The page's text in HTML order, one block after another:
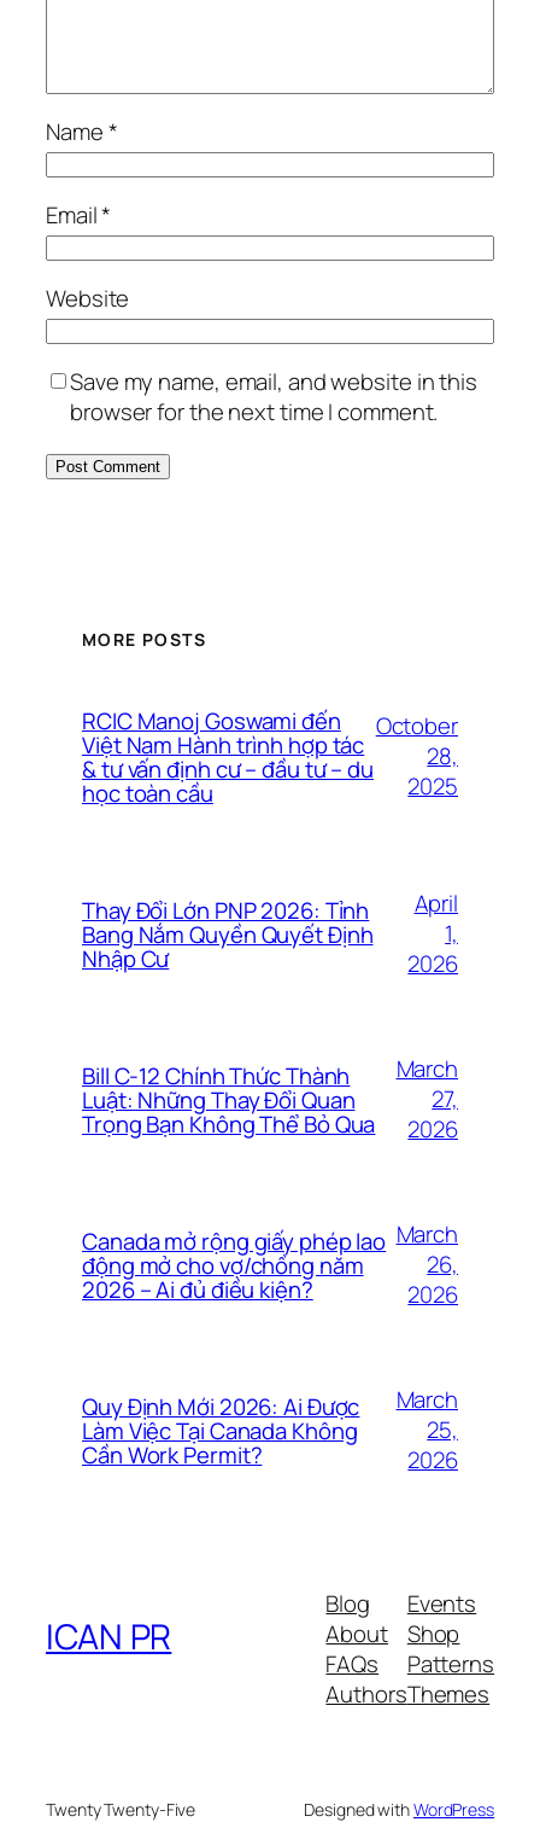
Name*
Email*
Website
Save my name, email, and website in this
browser for the next time I comment.
MORE POSTS
RCIC Manoj Goswami đến
Việt Nam Hành trình hợp tác
& tư vấn định cư – đầu tư – du
học toàn cầu
October
28,
2025
Thay Đổi Lớn PNP 2026: Tỉnh
Bang Nắm Quyền Quyết Định
Nhập Cư
April
1,
2026
Bill C-12 Chính Thức Thành
Luật: Những Thay Đổi Quan
Trọng Bạn Không Thể Bỏ Qua
March
27,
2026
Canada mở rộng giấy phép lao
động mở cho vợ/chồng năm
2026 – Ai đủ điều kiện?
March
26,
2026
Quy Định Mới 2026: Ai Được
Làm Việc Tại Canada Không
Cần Work Permit?
March
25,
2026
ICAN PR
Blog
About
FAQs
Authors
Events
Shop
Patterns
Themes
Twenty Twenty-Five Designed withWordPress